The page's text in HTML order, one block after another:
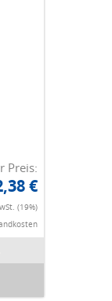
Preis:
€
(19%)